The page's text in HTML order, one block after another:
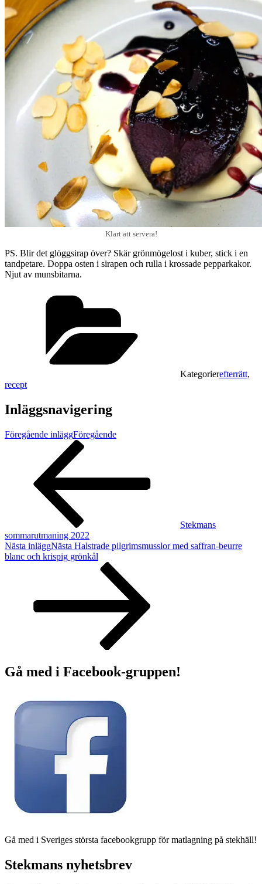
Klart att servera!
PS. Blir det glöggsirap över? Skär grönmögelost i kuber, stick i en
tandpetare. Doppa osten i sirapen och rulla i krossade pepparkakor.
Njut av munsbitarna.
Kategorierefterrätt,
recept
Inläggsnavigering
Föregående inläggFöregående
Stekmans
sommarutmaning 2022
Nästa inläggNästa Halstrade pilgrimsmusslor med saffran-beurre
blanc och krispig grönkål
Gå med i Facebook-gruppen!
Gå med i Sveriges största facebookgrupp för matlagning på stekhäll!
Stekmans nyhetsbrev